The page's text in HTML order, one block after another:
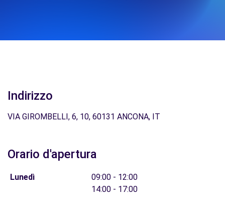
Indirizzo
VIA GIROMBELLI, 6, 10, 60131 ANCONA, IT
Orario d'apertura
Lunedì
09:00 - 12:00
14:00 - 17:00